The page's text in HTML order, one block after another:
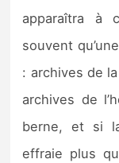
apparaîtra à
souvent
: archives de
archives de
berne, et si
effraie plus